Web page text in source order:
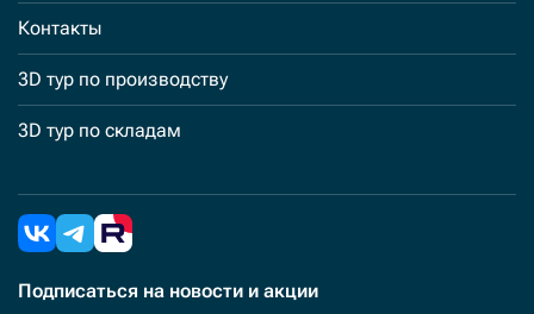
Контакты
3D тур по производству
3D тур по складам
Подписаться на новости и акции